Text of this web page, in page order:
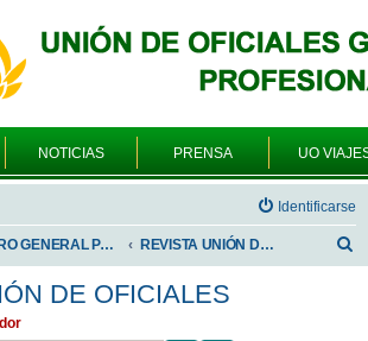
NOTICIAS PRENSA UO
Identificarse
FORO GENERAL PARA TODOS LOS USUARIOS REVISTA UNIÓN DE OFICIALES
DE OFICIALES